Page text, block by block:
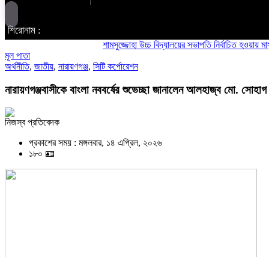
শিরোনাম :
শামসুজ্জোহা উচ্চ বিদ্যালয়ের সভাপতি নির্বাচিত হওয়ায় মাসুদ
মূল পাতা
অর্থনীতি, জাতীয়, নারায়ণগঞ্জ, সিটি কর্পোরেশন
নারায়ণগঞ্জবাসীকে বাংলা নববর্ষের শুভেচ্ছা জানালেন আলহাজ্ব মো. সোহাগ
নিজস্ব প্রতিবেদক
প্রকাশের সময় : মঙ্গলবার, ১৪ এপ্রিল, ২০২৬
১৮০ 🪪